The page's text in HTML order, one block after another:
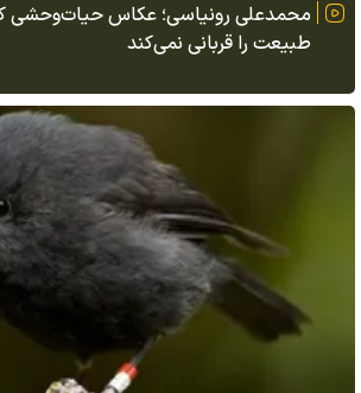
محمدعلی رونیاسی؛ عکاس حیات‌وحشی
طبیعت را قربانی نمی‌کند